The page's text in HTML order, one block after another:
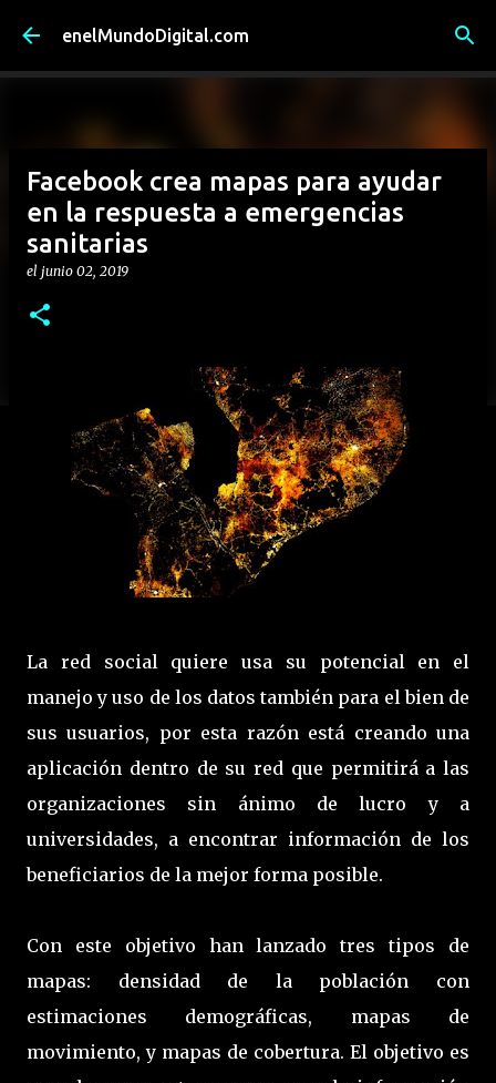
Ir al contenido principal
enelMundoDigital.com
Facebook crea mapas para ayudar
en la respuesta a emergencias
sanitarias
el junio 02, 2019
La red social quiere usa su potencial en el
manejo y uso de los datos también para el bien de
sus usuarios, por esta razón está creando una
aplicación dentro de su red que permitirá a las
organizaciones sin ánimo de lucro y a
universidades, a encontrar información de los
beneficiarios de la mejor forma posible.
Con este objetivo han lanzado tres tipos de
mapas: densidad de la población con
estimaciones demográficas, mapas de
movimiento, y mapas de cobertura. El objetivo es